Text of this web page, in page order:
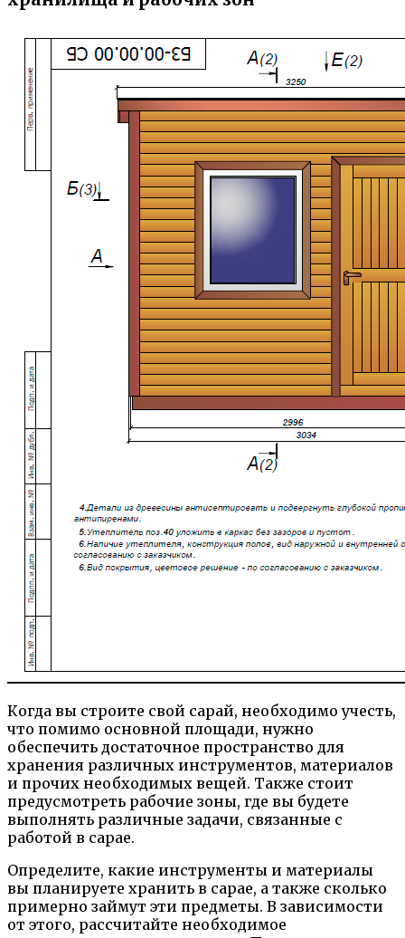
Когда вы строите свой сарай, необходимо учесть,
что помимо основной площади, нужно
обеспечить достаточное пространство для
хранения различных инструментов, материалов
и прочих необходимых вещей. Также стоит
предусмотреть рабочие зоны, где вы будете
выполнять различные задачи, связанные с
работой в сарае.
Определите, какие инструменты и материалы
вы планируете хранить в сарае, а также сколько
примерно займут эти предметы. В зависимости
от этого, рассчитайте необходимое